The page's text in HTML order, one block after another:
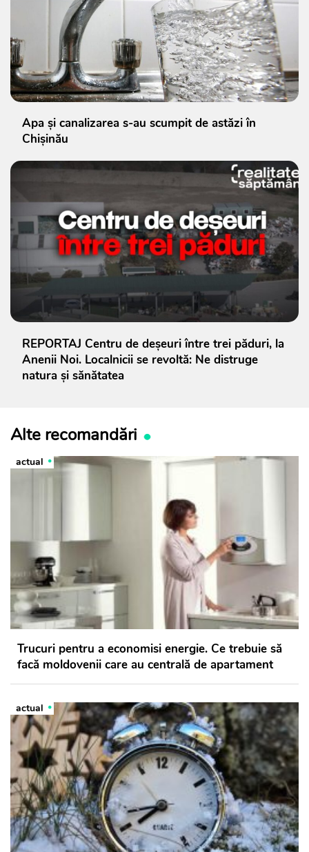
Apa și canalizarea s-au scumpit de astăzi în
Chișinău
REPORTAJ Centru de deșeuri între trei păduri, la
Anenii Noi. Localnicii se revoltă: Ne distruge
natura și sănătatea
Alte recomandări
actual
Trucuri pentru a economisi energie. Ce trebuie să
facă moldovenii care au centrală de apartament
actual